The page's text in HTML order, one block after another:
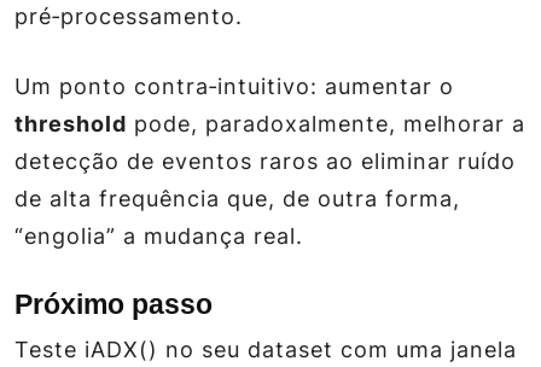
pré‑processamento.
Um ponto contra‑intuitivo: aumentar o
threshold pode, paradoxalmente, melhorar a
detecção de eventos raros ao eliminar ruído
de alta frequência que, de outra forma,
“engolia” a mudança real.
Próximo passo
Teste iADX() no seu dataset com uma janela